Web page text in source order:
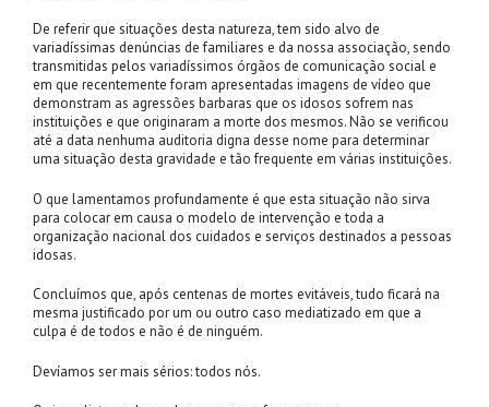
De referir que situações desta natureza, tem sido alvo de
variadíssimas denúncias de familiares e da nossa associação, sendo
transmitidas pelos variadíssimos órgãos de comunicação social e
em que recentemente foram apresentadas imagens de vídeo que
demonstram as agressões barbaras que os idosos sofrem nas
instituições e que originaram a morte dos mesmos. Não se verificou
até a data nenhuma auditoria digna desse nome para determinar
uma situação desta gravidade e tão frequente em várias instituições.
O que lamentamos profundamente é que esta situação não sirva
para colocar em causa o modelo de intervenção e toda a
organização nacional dos cuidados e serviços destinados a pessoas
idosas.
Concluímos que, após centenas de mortes evitáveis, tudo ficará na
mesma justificado por um ou outro caso mediatizado em que a
culpa é de todos e não é de ninguém.
Devíamos ser mais sérios: todos nós.